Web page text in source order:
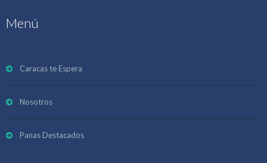
Menú
Caracas te Espera
Nosotros
Panas Destacados